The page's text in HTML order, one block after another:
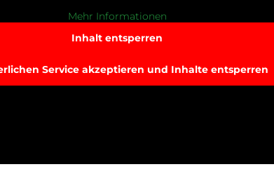
Mehr Informationen
Inhalt entsperren
Service akzeptieren und Inhalte entsperren